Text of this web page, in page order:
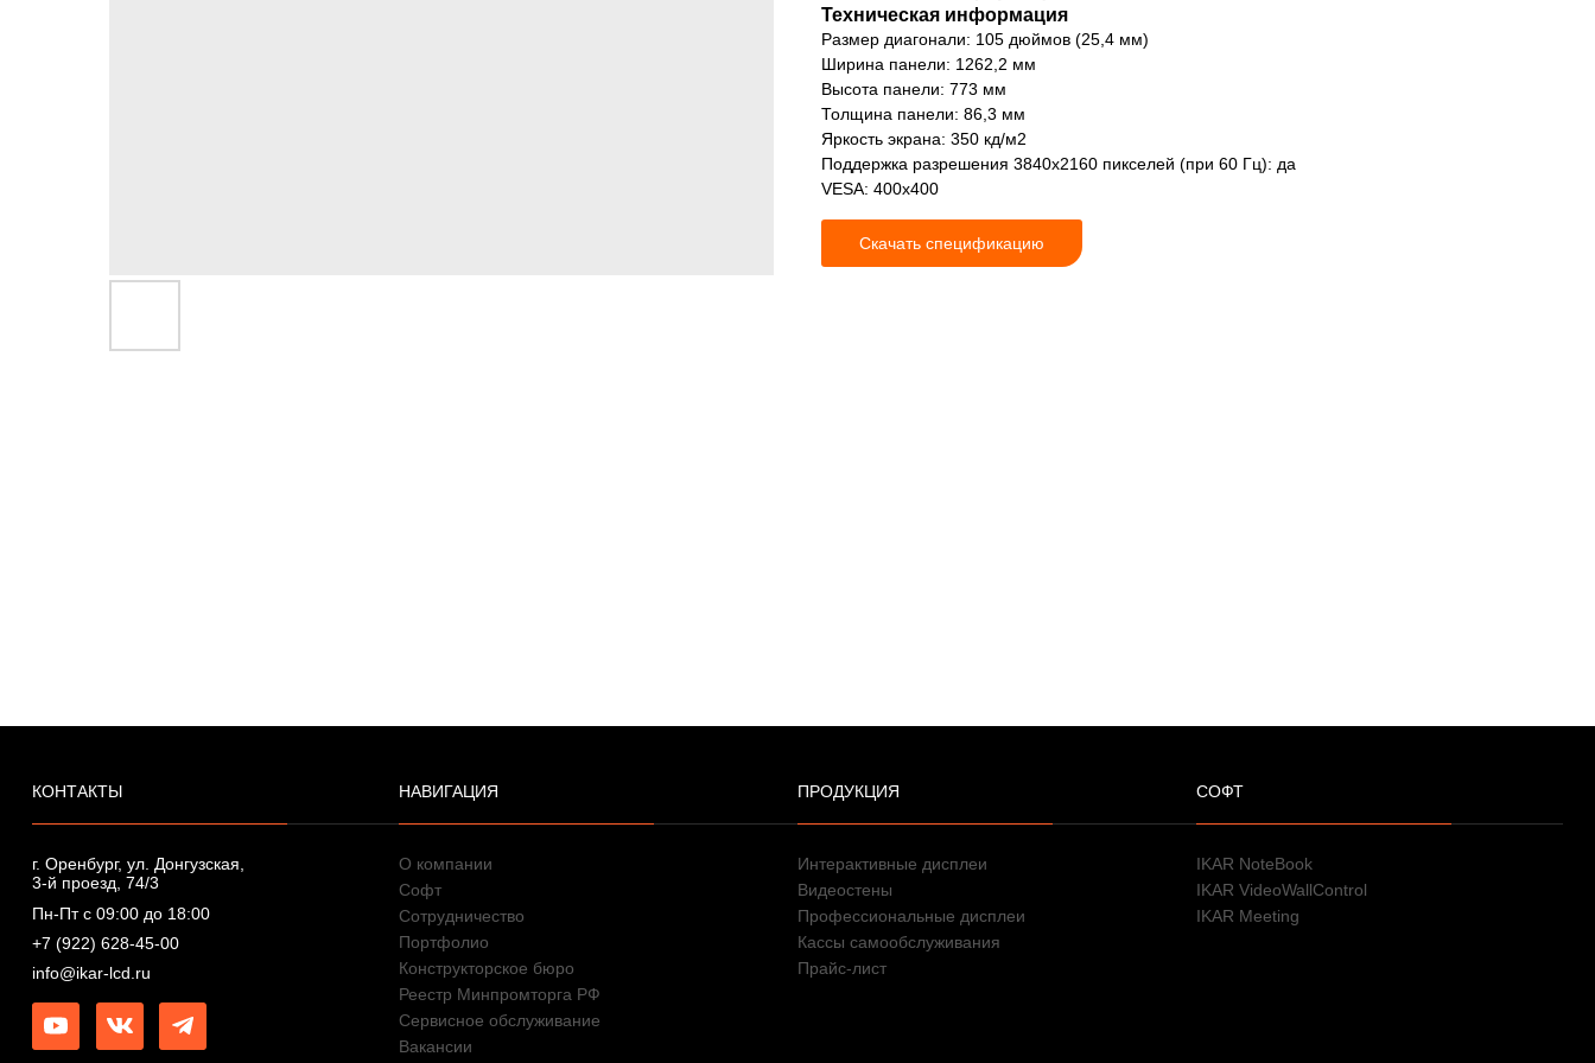
Техническая информация
Размер диагонали: 105 дюймов (25,4 мм)
Ширина панели: 1262,2 мм
Высота панели: 773 мм
Толщина панели: 86,3 мм
Яркость экрана: 350 кд/м2
Поддержка разрешения 3840х2160 пикселей (при 60 Гц): да
VESA: 400x400
Скачать спецификацию
СОФТ
ПРОДУКЦИЯ
НАВИГАЦИЯ
КОНТАКТЫ
info@ikar-lcd.ru
+7 (922) 628-45-00
Вакансии
Сервисное обслуживание
Реестр Минпромторга РФ
Конструкторское бюро
Портфолио
Сотрудничество
Софт
Прайс-лист
Кассы самообслуживания
Профессиональные дисплеи
Видеостены
IKAR VideoWallControl
IKAR Meeting
IKAR NoteBook
Интерактивные дисплеи
О компании
Пн-Пт с 09:00 до 18:00
г. Оренбург, ул. Донгузская,
3-й проезд, 74/3